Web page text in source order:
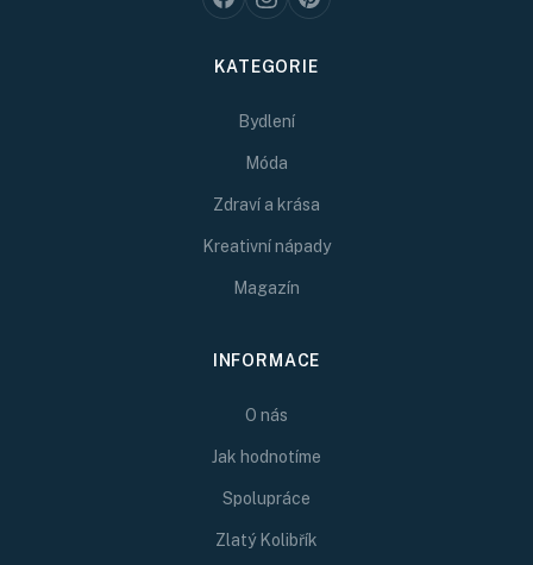
KATEGORIE
Bydlení
Móda
Zdraví a krása
Kreativní nápady
Magazín
INFORMACE
O nás
Jak hodnotíme
Spolupráce
Zlatý Kolibřík